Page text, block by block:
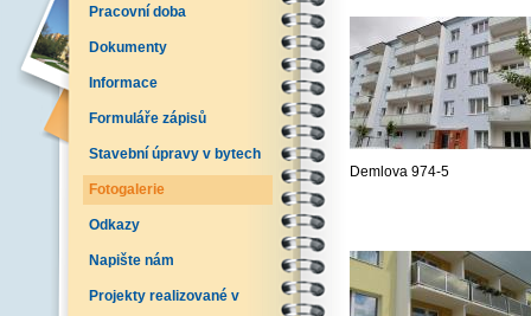
Pracovní doba
Dokumenty
Informace
Formuláře zápisů
Stavební úpravy v bytech
Fotogalerie
Odkazy
Napište nám
Projekty realizované v
Demlova 974-5